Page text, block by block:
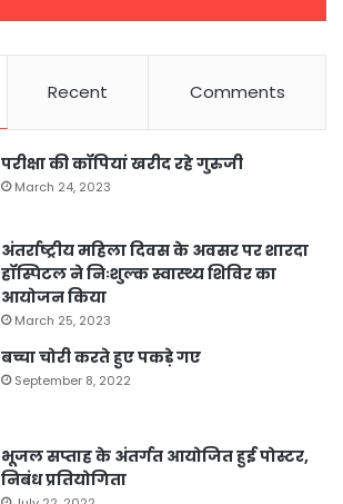
Recent Comments
परीक्षा की कॉपियां खरीद रहे गुरुजी
March 24, 2023
अंतर्राष्ट्रीय महिला दिवस के अवसर पर शारदा
हॉस्पिटल ने निःशुल्क स्वास्थ्य शिविर का
आयोजन किया
March 25, 2023
बच्चा चोरी करते हुए पकड़े गए
September 8, 2022
भूजल सप्ताह के अंतर्गत आयोजित हुई पोस्टर,
निबंध प्रतियोगिता